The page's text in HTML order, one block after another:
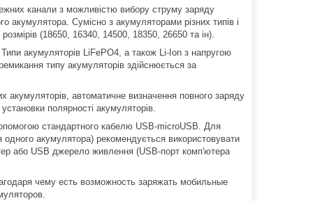
канали з можливістю вибору струму заряду
Сумісно з акумуляторами різних типів і
(18650, 16340, 14500, 18350, 26650 та ін).
акумуляторів LiFePO4, а також Li-Ion з напругою
типу акумуляторів здійснюється за
акумуляторів, автоматичне визначення повного заряду
полярності акумуляторів.
стандартного кабелю USB-microUSB. Для
акумулятора) рекомендується використовувати
або USB джерело живлення (USB-порт комп'ютера
чему есть возможность заряжать мобильные